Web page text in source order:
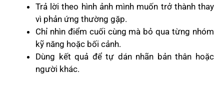
Trả lời theo hình ảnh mình muốn trở thành thay
vì phản ứng thường gặp.
Chỉ nhìn điểm cuối cùng mà bỏ qua từng nhóm
kỹ năng hoặc bối cảnh.
Dùng kết quả để tự dán nhãn bản thân hoặc
người khác.